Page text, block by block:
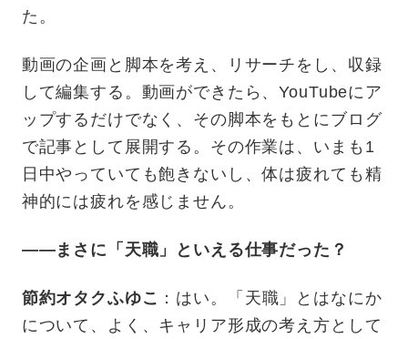
た。
動画の企画と脚本を考え、リサーチをし、収録
して編集する。動画ができたら、YouTubeにア
ップするだけでなく、その脚本をもとにブログ
で記事として展開する。その作業は、いまも1
日中やっていても飽きないし、体は疲れても精
神的には疲れを感じません。
——まさに「天職」といえる仕事だった？
節約オタクふゆこ ：はい。「天職」とはなにか
について、よく、キャリア形成の考え方として